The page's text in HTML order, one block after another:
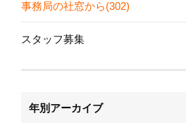
事務局の社窓から(302)
スタッフ募集
年別アーカイブ